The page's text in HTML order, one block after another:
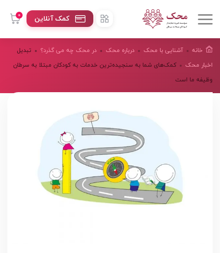
0 کمک آنلاین
خانه آشنایی با محک درباره محک
در محک چه می گذرد؟
اخبار محک
تبدیل
کمک‌های شما به سنجیده‌ترین خدمات به کودکان مبتلا به سرطان
وظیفه ما است